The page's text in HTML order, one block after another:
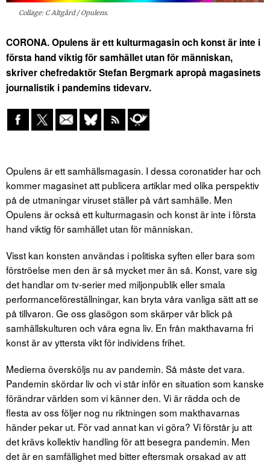
Collage: C Altgård / Opulens.
CORONA. Opulens är ett kulturmagasin och konst är inte i
första hand viktig för samhället utan för människan,
skriver chefredaktör Stefan Bergmark apropå magasinets
journalistik i pandemins tidevarv.
Opulens är ett samhällsmagasin. I dessa coronatider har och
kommer magasinet att publicera artiklar med olika perspektiv
på de utmaningar viruset ställer på vårt samhälle. Men
Opulens är också ett kulturmagasin och konst är inte i första
hand viktig för samhället utan för människan.
Visst kan konsten användas i politiska syften eller bara som
förströelse men den är så mycket mer än så. Konst, vare sig
det handlar om tv-serier med miljonpublik eller smala
performanceföreställningar, kan bryta våra vanliga sätt att se
på tillvaron. Ge oss glasögon som skärper vår blick på
samhällskulturen och våra egna liv. En från makthavarna fri
konst är av yttersta vikt för individens frihet.
Medierna översköljs nu av pandemin. Så måste det vara.
Pandemin skördar liv och vi står inför en situation som kanske
förändrar världen som vi känner den. Vi är rädda och de
flesta av oss följer nog nu riktningen som makthavarnas
händer pekar ut. För vad annat kan vi göra? Vi förstår ju att
det krävs kollektiv handling för att besegra pandemin. Men
det är en samfällighet med bitter eftersmak orsakad av att